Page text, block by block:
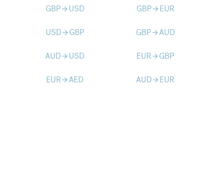
GBParrow_forward USD GBParrow_forward EUR
USDarrow_forward GBP GBParrow_forwardAUD
AUDarrow_forward USD EURarrow_forward GBP
EURarrow_forwardAED AUDarrow_forward EUR